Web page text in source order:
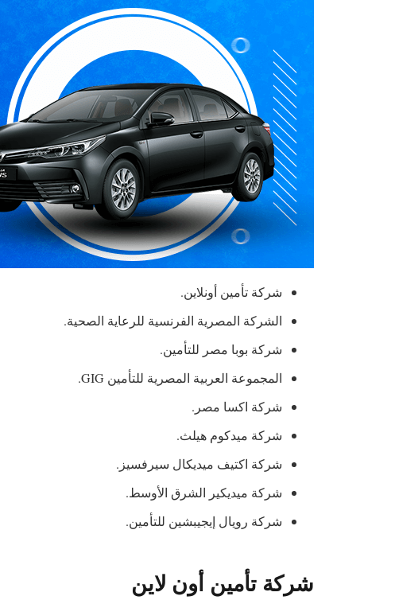
شركة تأمين أونلاين.
الشركة المصرية الفرنسية للرعاية الصحية.
شركة بوبا مصر للتأمين.
المجموعة العربية المصرية للتأمين GIG.
شركة اكسا مصر.
شركة ميدكوم هيلث.
شركة اكتيف ميديكال سيرفسيز.
شركة ميديكير الشرق الأوسط.
شركة رويال إيجيبشين للتأمين.
شركة تأمين أون لاين